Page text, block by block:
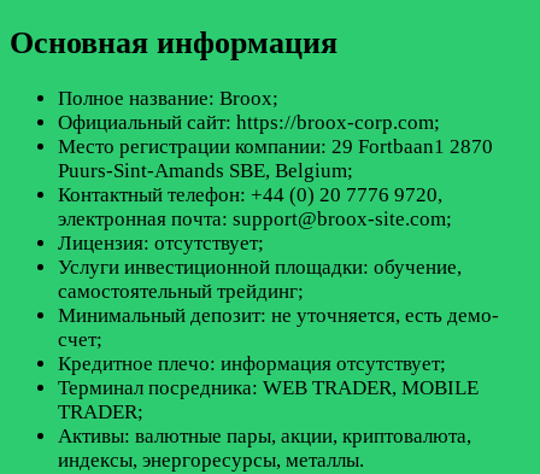
Основная информация
Полное название: Broox;
Официальный сайт: https://broox-corp.com;
Место регистрации компании: 29 Fortbaan1 2870
Puurs-Sint-Amands SBE, Belgium;
Контактный телефон: +44 (0) 20 7776 9720,
электронная почта: support@broox-site.com;
Лицензия: отсутствует;
Услуги инвестиционной площадки: обучение,
самостоятельный трейдинг;
Минимальный депозит: не уточняется, есть демо-
счет;
Кредитное плечо: информация отсутствует;
Терминал посредника: WEB TRADER, MOBILE
TRADER;
Активы: валютные пары, акции, криптовалюта,
индексы, энергоресурсы, металлы.